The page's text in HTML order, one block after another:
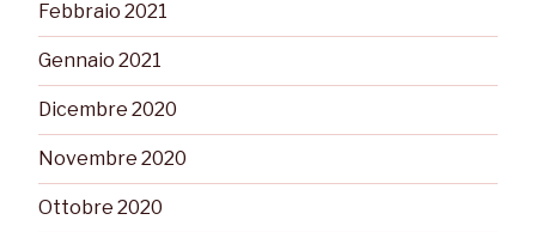
Febbraio 2021
Gennaio 2021
Dicembre 2020
Novembre 2020
Ottobre 2020